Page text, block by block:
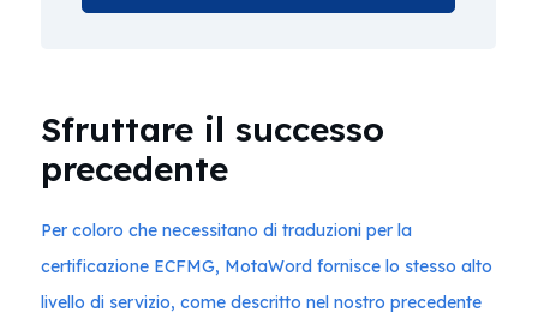
Sfruttare il successo
precedente
Per coloro che necessitano di traduzioni per la
certificazione ECFMG, MotaWord fornisce lo stesso alto
livello di servizio, come descritto nel nostro precedente